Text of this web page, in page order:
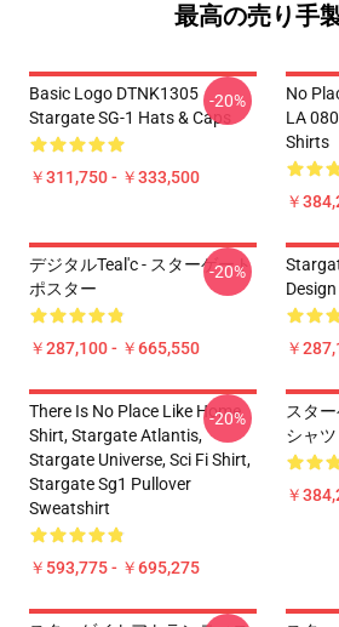
最高の売り手
Basic Logo DTNK1305
Stargate SG-1 Hats & Caps
￥311,750 - ￥333,500
-20%
No
LA
Shirts
￥
デジタルTeal'c - スターゲート
ポスター
￥287,100 - ￥665,550
-20%
￥
There Is No Place Like Home
Shirt, Stargate Atlantis,
Stargate Universe, Sci Fi Shirt,
Stargate Sg1 Pullover
Sweatshirt
￥593,775 - ￥695,275
-20%
スタ
シャツ
￥